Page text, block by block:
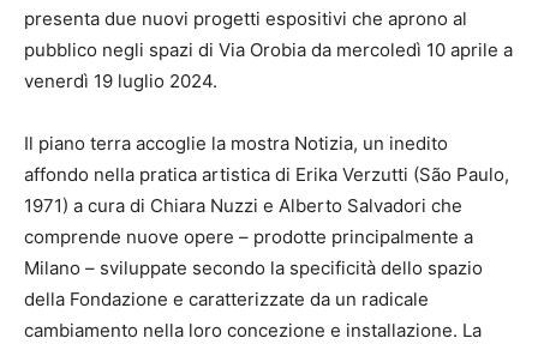
presenta due nuovi progetti espositivi che aprono al
pubblico negli spazi di Via Orobia da mercoledì 10 aprile a
venerdì 19 luglio 2024.
Il piano terra accoglie la mostra Notizia, un inedito
affondo nella pratica artistica di Erika Verzutti (São Paulo,
1971) a cura di Chiara Nuzzi e Alberto Salvadori che
comprende nuove opere – prodotte principalmente a
Milano – sviluppate secondo la specificità dello spazio
della Fondazione e caratterizzate da un radicale
cambiamento nella loro concezione e installazione. La